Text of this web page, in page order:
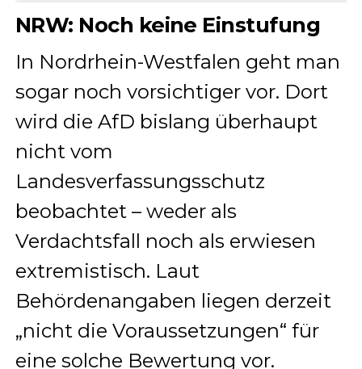
NRW: Noch keine Einstufung
In Nordrhein-Westfalen geht man
sogar noch vorsichtiger vor. Dort
wird die AfD bislang überhaupt
nicht vom
Landesverfassungsschutz
beobachtet – weder als
Verdachtsfall noch als erwiesen
extremistisch. Laut
Behördenangaben liegen derzeit
„nicht die Voraussetzungen“ für
eine solche Bewertung vor.